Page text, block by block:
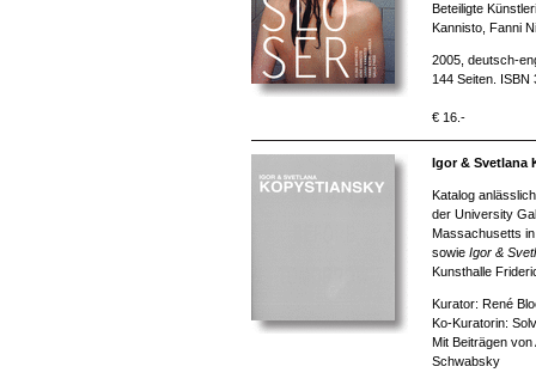
Beteiligte
Kannisto, Fanni
2005, deutsch-
144 Seiten. ISBN
€ 16.-
Igor & Svetlana
Katalog
der University
Massachusetts
sowie Igor &
Kunsthalle
Kurator: René
Ko-Kuratorin:
Mit Beiträgen
Schwabsky